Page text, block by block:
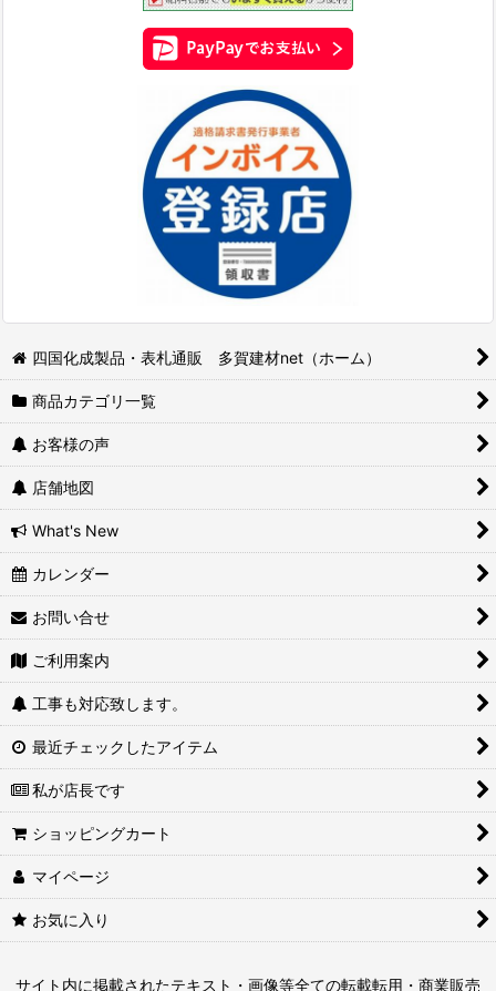
四国化成製品・表札通販 多賀建材net（ホーム）
商品カテゴリ一覧
お客様の声
店舗地図
What's New
カレンダー
お問い合せ
ご利用案内
工事も対応致します。
最近チェックしたアイテム
私が店長です
ショッピングカート
マイページ
お気に入り
サイト内に掲載されたテキスト・画像等全ての転載転用・商業販売